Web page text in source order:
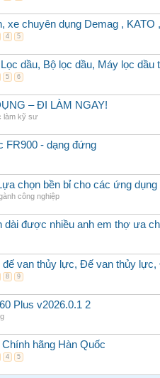
xe chuyên dụng Demag , KATO
4 5
dầu, Bộ lọc dầu, Máy lọc
5 6
– ĐI LÀM NGAY!
làm kỹ sư
FR900 - dạng đứng
chọn bền bỉ cho các ứng
công nghiệp
dài được nhiều anh em thợ ưa
van thủy lực, Đế van thủy
8 9
Plus v2026.0.1 2
hãng Hàn Quốc
4 5